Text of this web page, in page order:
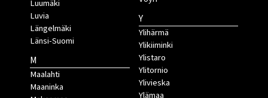
Luumäki
Luvia
Längelmäki
Länsi-Suomi
M
Maalahti
Maaninka
Y
Ylihärmä
Ylikiiminki
Ylistaro
Ylitornio
Ylivieska